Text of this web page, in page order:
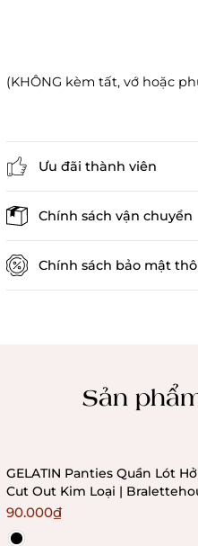
(KHÔNG kèm tất, vớ hoặc
Ưu đãi thành viên
Chính sách vận chuyển
Chính sách bảo mật
Sản
GELATIN Panties Quần Lót
Cut Out Kim Loại |
90.000₫